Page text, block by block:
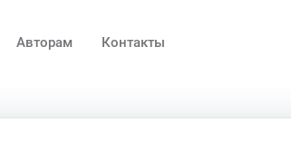
Авторам Контакты